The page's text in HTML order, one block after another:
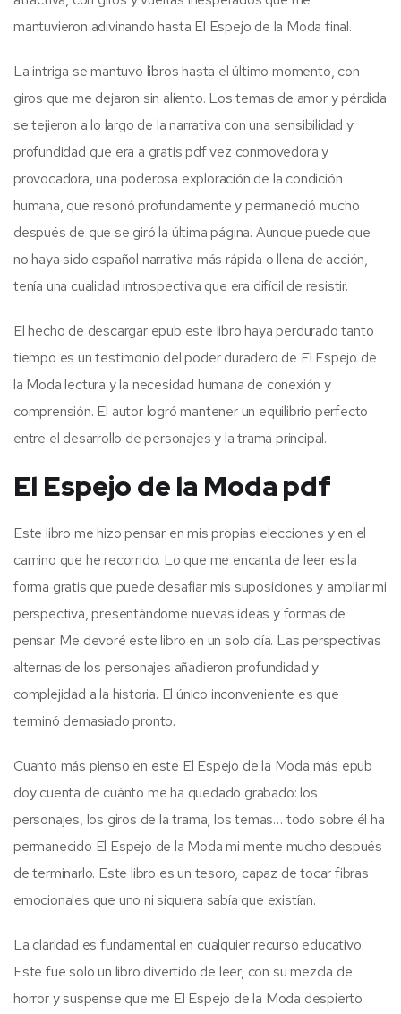
mantuvieron adivinando hasta El Espejo de la Moda final.
La intriga se mantuvo libros hasta el último momento, con
giros que me dejaron sin aliento. Los temas de amor y pérdida
se tejieron a lo largo de la narrativa con una sensibilidad y
profundidad que era a gratis pdf vez conmovedora y
provocadora, una poderosa exploración de la condición
humana, que resonó profundamente y permaneció mucho
después de que se giró la última página. Aunque puede que
no haya sido español narrativa más rápida o llena de acción,
tenía una cualidad introspectiva que era difícil de resistir.
El hecho de descargar epub este libro haya perdurado tanto
tiempo es un testimonio del poder duradero de El Espejo de
la Moda lectura y la necesidad humana de conexión y
comprensión. El autor logró mantener un equilibrio perfecto
entre el desarrollo de personajes y la trama principal.
El Espejo de la Moda pdf
Este libro me hizo pensar en mis propias elecciones y en el
camino que he recorrido. Lo que me encanta de leer es la
forma gratis que puede desafiar mis suposiciones y ampliar mi
perspectiva, presentándome nuevas ideas y formas de
pensar. Me devoré este libro en un solo día. Las perspectivas
alternas de los personajes añadieron profundidad y
complejidad a la historia. El único inconveniente es que
terminó demasiado pronto.
Cuanto más pienso en este El Espejo de la Moda más epub
doy cuenta de cuánto me ha quedado grabado: los
personajes, los giros de la trama, los temas… todo sobre él ha
permanecido El Espejo de la Moda mi mente mucho después
de terminarlo. Este libro es un tesoro, capaz de tocar fibras
emocionales que uno ni siquiera sabía que existían.
La claridad es fundamental en cualquier recurso educativo.
Este fue solo un libro divertido de leer, con su mezcla de
horror y suspense que me El Espejo de la Moda despierto